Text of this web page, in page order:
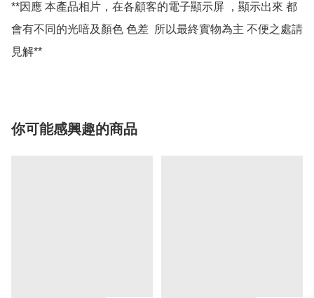
**因應 本產品相片，在各顧客的電子顯示屏 ，顯示出來 都
會有不同的光喑及顏色 色差  所以最終實物為主 不便之處請
你可能感興趣的商品